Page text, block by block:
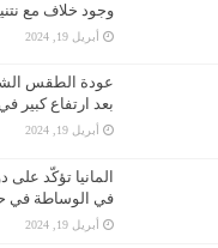
وجود خلاف مع
أبريل 19, 2024
عودة الطقس
بعد ارتفاع كبير
أبريل 19, 2024
المانيا تؤكّد
في الوساطة في
أبريل 19, 2024